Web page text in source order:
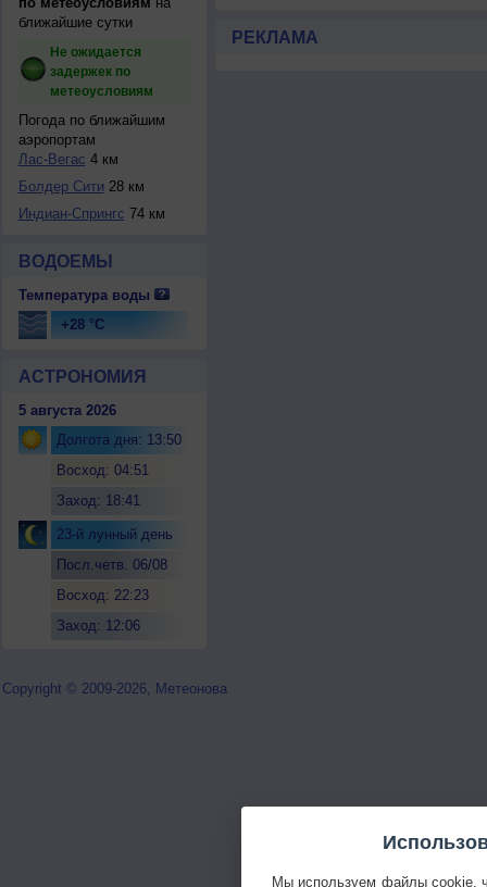
ближайшие сутки
Не ожидается
задержек по
метеоусловиям
Погода по ближайшим
аэропортам
Лас-Вегас 4 км
Болдер Сити 28 км
Индиан-Спрингс 74 км
ВОДОЕМЫ
Температура воды
+28 °C
АСТРОНОМИЯ
5 августа 2026
Долгота дня: 13:50
Восход: 04:51
Заход: 18:41
23-й лунный день
Посл.четв. 06/08
Восход: 22:23
Заход: 12:06
РЕКЛАМА
Copyright © 2009-2026, Метеонова
Мы используем файлы cookie,